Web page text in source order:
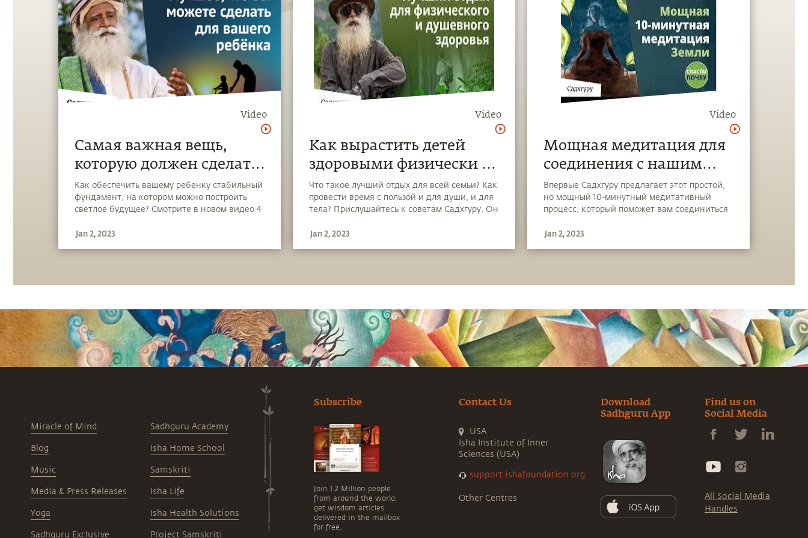
Video
Самая важная вещь,
которую должен сделать
каждый родитель
Как обеспечить вашему ребенку стабильный
фундамент, на котором можно построить
светлое будущее? Смотрите в новом видео 4
Jan 2, 2023
Video
Как вырастить детей
здоровыми физически и
душевно?
Что такое лучший отдых для всей семьи? Как
провести время с пользой и для души, и для
тела? Прислушайтесь к советам Садхгуру. Он
может помочь и взрослым, и детям стать
Jan 2, 2023
Video
Мощная медитация для
соединения с нашим
Истинным телом
Впервые Садхгуру предлагает этот простой,
но мощный 10-минутный медитативный
процесс, который поможет вам соединиться
#СпасёмПочву, глобальное движение,
Jan 2, 2023
Miracle of Mind
Blog
Music
Media & Press Releases
Yoga
Sadhguru Exclusive
Sadhguru Academy
Isha Home School
Samskriti
Isha Life
Isha Health Solutions
Project Samskriti
Subscribe
Join 1.2 Million people
from around the world,
get wisdom articles
delivered in the mailbox
for free.
Contact Us
USA
Isha Institute of Inner
Sciences (USA)
support.ishafoundation.org
Other Centres
Download
Sadhguru App
Find us on
Social Media
All Social Media
Handles